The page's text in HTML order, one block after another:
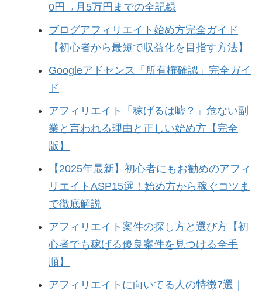
0円→月5万円までの全記録
ブログアフィリエイト始め方完全ガイド
【初心者から最短で収益化を目指す方法】
Googleアドセンス「所有権確認」完全ガイ
ド
アフィリエイト「稼げるは嘘？」危ない副
業と言われる理由と正しい始め方【完全
版】
【2025年最新】初心者にもお勧めのアフィ
リエイトASP15選！始め方から稼ぐコツま
で徹底解説
アフィリエイト案件の探し方と選び方【初
心者でも稼げる優良案件を見つける全手
順】
アフィリエイトに向いてる人の特徴7選｜